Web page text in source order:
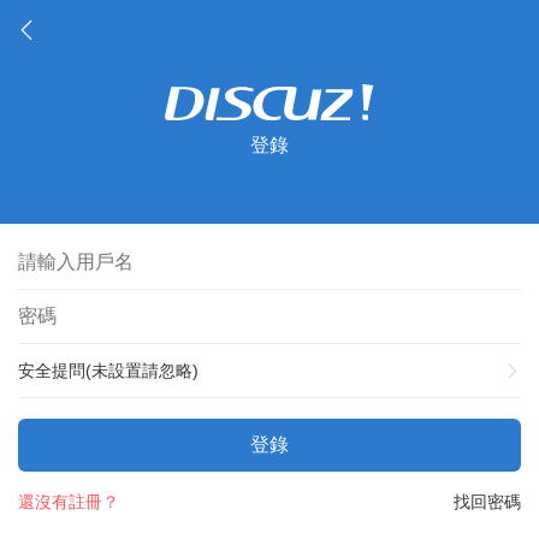
登錄
安全提問(未設置請忽略)
登錄
找回密碼
還沒有註冊？